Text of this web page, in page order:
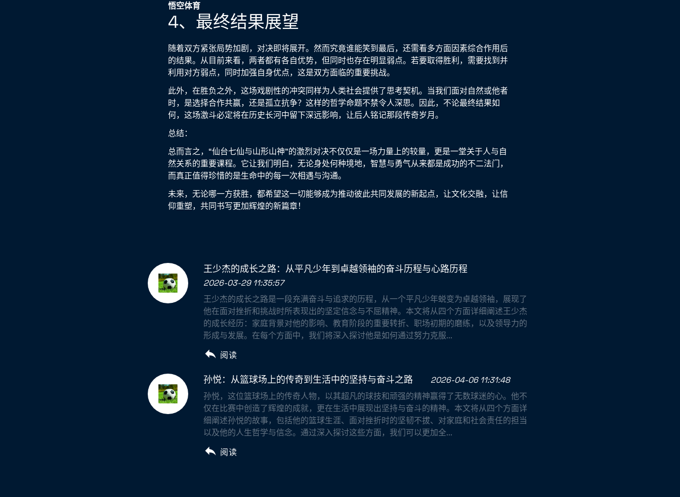
悟空体育
4、最终结果展望
随着双方紧张局势加剧，对决即将展开。然而究竟谁能笑到最后，还需看多方面因素综合作用后
的结果。从目前来看，两者都有各自优势，但同时也存在明显弱点。若要取得胜利，需要找到并
利用对方弱点，同时加强自身优点，这是双方面临的重要挑战。
此外，在胜负之外，这场戏剧性的冲突同样为人类社会提供了思考契机。当我们面对自然或他者
时，是选择合作共赢，还是孤立抗争？这样的哲学命题不禁令人深思。因此，不论最终结果如
何，这场激斗必定将在历史长河中留下深远影响，让后人铭记那段传奇岁月。
总结：
总而言之，“仙台七仙与山形山神”的激烈对决不仅仅是一场力量上的较量，更是一堂关于人与自
然关系的重要课程。它让我们明白，无论身处何种境地，智慧与勇气从来都是成功的不二法门，
而真正值得珍惜的是生命中的每一次相遇与沟通。
未来，无论哪一方获胜，都希望这一切能够成为推动彼此共同发展的新起点，让文化交融，让信
仰重塑，共同书写更加辉煌的新篇章！
王少杰的成长之路：从平凡少年到卓越领袖的奋斗历程与心路历程
2026-03-29 11:35:57
王少杰的成长之路是一段充满奋斗与追求的历程，从一个平凡少年蜕变为卓越领袖，展现了
他在面对挫折和挑战时所表现出的坚定信念与不屈精神。本文将从四个方面详细阐述王少杰
的成长经历：家庭背景对他的影响、教育阶段的重要转折、职场初期的磨练，以及领导力的
形成与发展。在每个方面中，我们将深入探讨他是如何通过努力克服...
阅读
孙悦：从篮球场上的传奇到生活中的坚持与奋斗之路
2026-04-06 11:31:48
孙悦，这位篮球场上的传奇人物，以其超凡的球技和顽强的精神赢得了无数球迷的心。他不
仅在比赛中创造了辉煌的成就，更在生活中展现出坚持与奋斗的精神。本文将从四个方面详
细阐述孙悦的故事，包括他的篮球生涯、面对挫折时的坚韧不拔、对家庭和社会责任的担当
以及他的人生哲学与信念。通过深入探讨这些方面，我们可以更加全...
阅读